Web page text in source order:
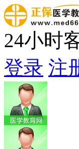
24小时
登录 注